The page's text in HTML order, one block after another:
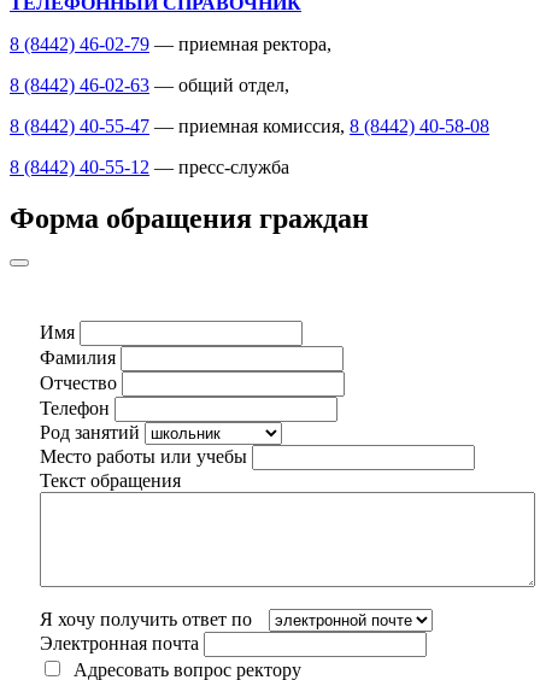
8 (8442) 46-02-79 — приемная ректора,
8 (8442) 46-02-63 — общий отдел,
8 (8442) 40-55-47 — приемная комиссия, 8 (8442) 40-58-08
8 (8442) 40-55-12 — пресс-служба
Форма обращения граждан
Имя
Фамилия
Отчество
Телефон
Род занятий
Место работы или учебы
Текст обращения
Я хочу получить ответ по
Электронная почта
Адресовать вопрос ректору